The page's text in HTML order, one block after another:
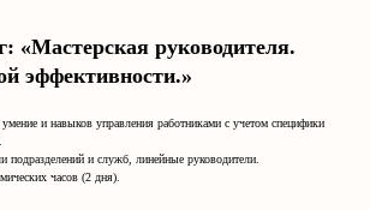
«Мастерская руководителя.
эффективности.»
и навыков управления работниками с учетом специфики
и служб, линейные руководители.
часов (2 дня).